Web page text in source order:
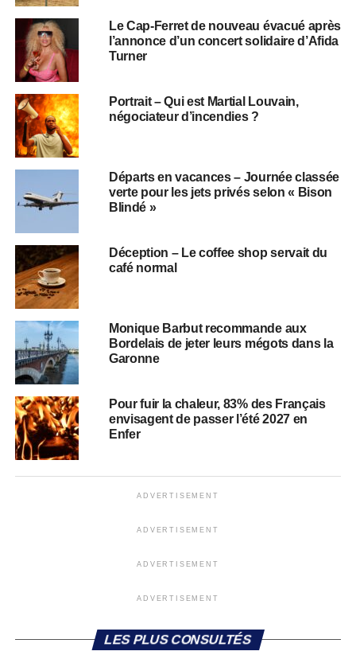
Le Cap-Ferret de nouveau évacué après
l’annonce d’un concert solidaire d’Afida
Turner
Portrait – Qui est Martial Louvain,
négociateur d’incendies ?
Départs en vacances – Journée classée
verte pour les jets privés selon « Bison
Blindé »
Déception – Le coffee shop servait du
café normal
Monique Barbut recommande aux
Bordelais de jeter leurs mégots dans la
Garonne
Pour fuir la chaleur, 83% des Français
envisagent de passer l’été 2027 en
Enfer
ADVERTISEMENT
ADVERTISEMENT
ADVERTISEMENT
ADVERTISEMENT
LES PLUS CONSULTÉS